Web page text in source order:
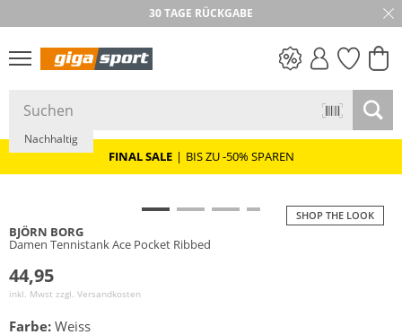
30 TAGE RÜCKGABE
PREIS & WERT
FINAL SALE | BIS ZU -50% SPAREN
SHOP THE LOOK
Nachhaltig
BJÖRN BORG
Damen Tennistank Ace Pocket Ribbed
44,95
inkl. Mwst zzgl. Versandkosten
Farbe: Weiss